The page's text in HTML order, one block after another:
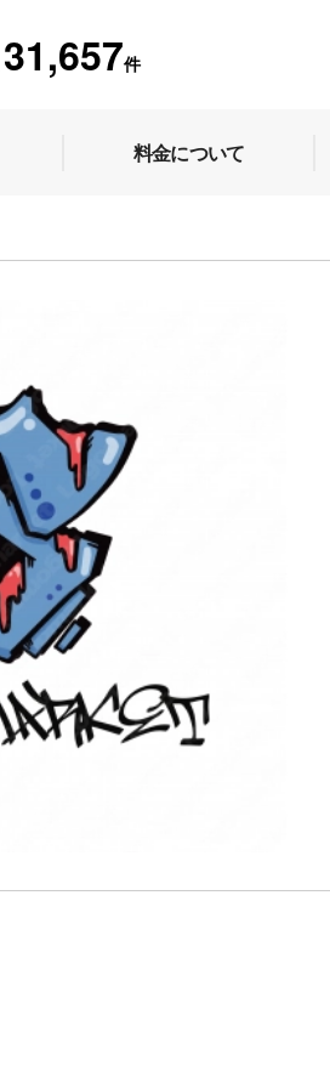
31,657件
料金について